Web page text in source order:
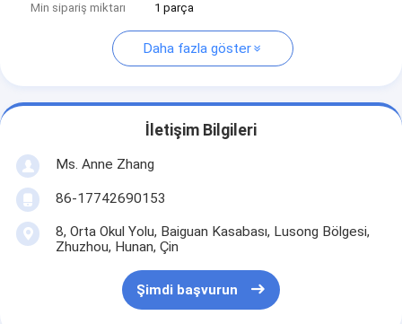
Min sipariş miktarı
1 parça
Daha fazla göster
İletişim Bilgileri
Ms. Anne Zhang
86-17742690153
8, Orta Okul Yolu, Baiguan Kasabası, Lusong Bölgesi,
Zhuzhou, Hunan, Çin
Şimdi başvurun